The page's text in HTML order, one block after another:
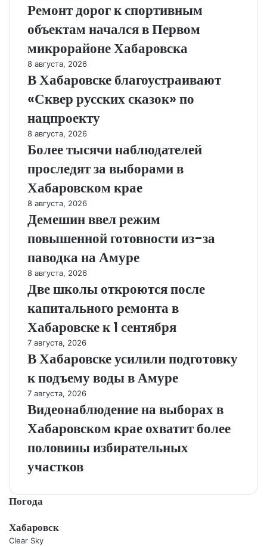
Ремонт дорог к спортивным
объектам начался в Первом
микрорайоне Хабаровска
8 августа, 2026
В Хабаровске благоустраивают
«Сквер русских сказок» по
нацпроекту
8 августа, 2026
Более тысячи наблюдателей
проследят за выборами в
Хабаровском крае
8 августа, 2026
Демешин ввел режим
повышенной готовности из-за
паводка на Амуре
8 августа, 2026
Две школы откроются после
капитального ремонта в
Хабаровске к 1 сентября
7 августа, 2026
В Хабаровске усилили подготовку
к подъему воды в Амуре
7 августа, 2026
Видеонаблюдение на выборах в
Хабаровском крае охватит более
половины избирательных
участков
Погода
Хабаровск
Clear Sky